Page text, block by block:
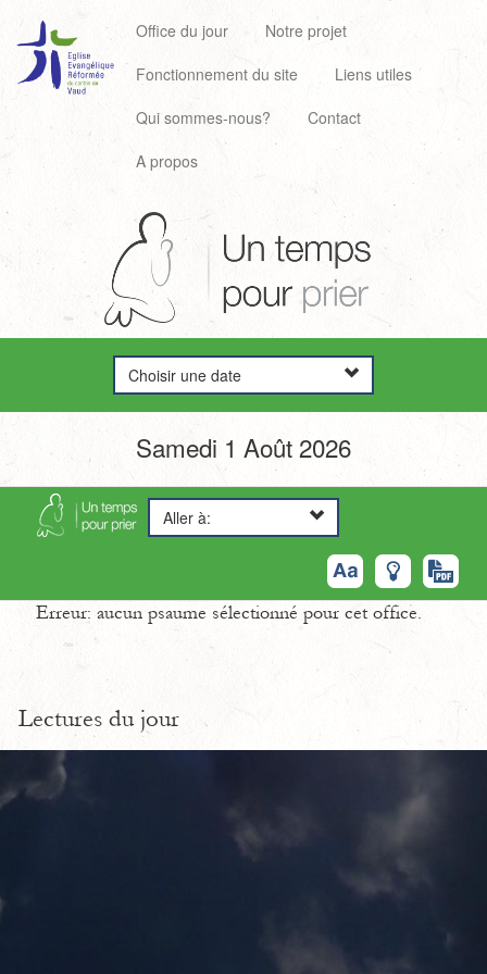
Office du jour
Notre projet
Fonctionnement du site
Liens utiles
Qui sommes-nous?
Contact
A propos
Choisir une date
Samedi 1 Août 2026
Aller à:
Erreur: aucun psaume sélectionné pour cet office.
Lectures du jour